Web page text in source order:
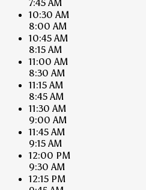
7:45 AM
10:30 AM
8:00 AM
10:45 AM
8:15 AM
11:00 AM
8:30 AM
11:15 AM
8:45 AM
11:30 AM
9:00 AM
11:45 AM
9:15 AM
12:00 PM
9:30 AM
12:15 PM